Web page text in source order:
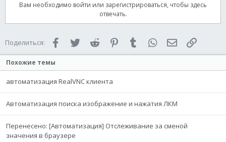
Вам необходимо войти или зарегистрироваться, чтобы здесь
отвечать.
Поделиться: FacebookTwitter Reddit PinterestTumblr WhatsAppЭлектронная
Похожие темы
автоматизация RealVNC клиента
Автоматизация поиска изображение и нажатия ЛКМ
Перенесено: [Автоматизация] Отслеживание за сменой
значения в браузере